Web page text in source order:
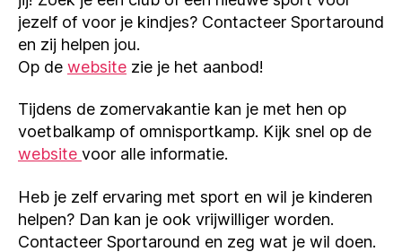
jezelf of voor je kindjes? Contacteer Sportaround
en zij helpen jou.
Op de website zie je het aanbod!
Tijdens de zomervakantie kan je met hen op
voetbalkamp of omnisportkamp. Kijk snel op de
website voor alle informatie.
Heb je zelf ervaring met sport en wil je kinderen
helpen? Dan kan je ook vrijwilliger worden.
Contacteer Sportaround en zeg wat je wil doen.